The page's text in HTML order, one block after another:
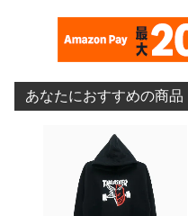
あなたにおすすめの商品